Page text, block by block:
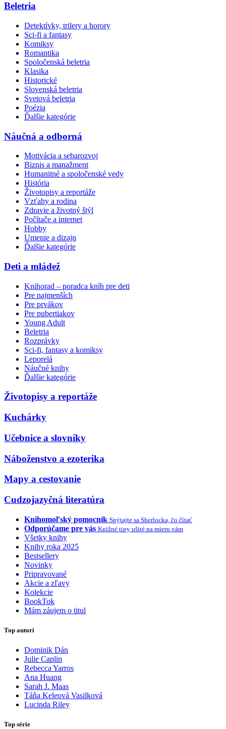
Beletria
Detektívky, trilery a horory
Sci-fi a fantasy
Komiksy
Romantika
Spoločenská beletria
Klasika
Historické
Slovenská beletria
Svetová beletria
Poézia
Ďalšie kategórie
Náučná a odborná
Motivácia a sebarozvoj
Biznis a manažment
Humanitné a spoločenské vedy
História
Životopisy a reportáže
Vzťahy a rodina
Zdravie a životný štýl
Počítače a internet
Hobby
Umenie a dizajn
Ďalšie kategórie
Deti a mládež
Knihorad – poradca kníh pre deti
Pre najmenších
Pre prvákov
Pre pubertiakov
Young Adult
Beletria
Rozprávky
Sci-fi, fantasy a komiksy
Leporelá
Náučné knihy
Ďalšie kategórie
Životopisy a reportáže
Kuchárky
Učebnice a slovníky
Náboženstvo a ezoterika
Mapy a cestovanie
Cudzojazyčná literatúra
Knihomoľský pomocník Spýtajte sa Sherlocka, čo čítať
Odporúčame pre vás Knižné tipy ušité na mieru vám
Všetky knihy
Knihy roka 2025
Bestsellery
Novinky
Pripravované
Akcie a zľavy
Kolekcie
BookTok
Mám záujem o titul
Top autori
Dominik Dán
Julie Caplin
Rebecca Yarros
Ana Huang
Sarah J. Maas
Táňa Keleová Vasilková
Lucinda Riley
Top série